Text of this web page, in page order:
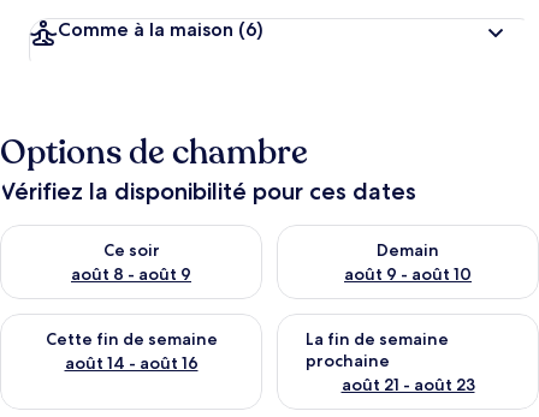
Comme à la maison (6)
Options de chambre
Vérifiez la disponibilité pour ces dates
Ce soir
août 8 - août 9
Vérifier la disponibilité pour ce soir août 8 - août 9
Demain
août 9 - août 10
Vérifier la disponibilité pour
Cette fin de semaine
août 14 - août 16
Vérifier la disponibilité pour cette fin de semaine août 14 -
La fin de semaine
prochaine
août 21 - août 23
Vérifier la disponibilité pour